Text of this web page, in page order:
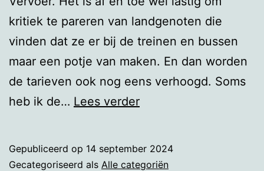
kritiek te pareren van landgenoten die
vinden dat ze er bij de treinen en bussen
maar een potje van maken. En dan worden
de tarieven ook nog eens verhoogd. Soms
heb ik de… Lees verderOV
Gepubliceerd op 14 september 2024
Gecategoriseerd als Alle categoriën